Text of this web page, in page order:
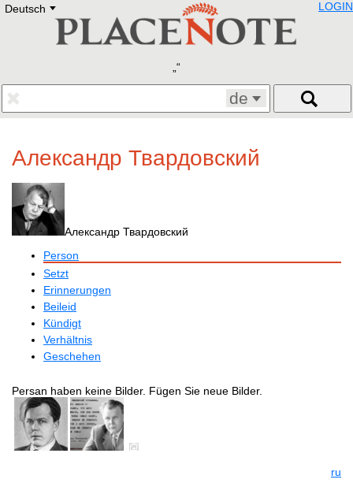
Deutsch E
Deutsch
Francais
Polski
Eestikeelne
LOGIN
de
Александр Твардовский
Александр Твардовский
Person
Setzt
Erinnerungen
Beileid
Kündigt
Verhältnis
Geschehen
Persan haben keine Bilder. Fügen Sie neue Bilder.
ru